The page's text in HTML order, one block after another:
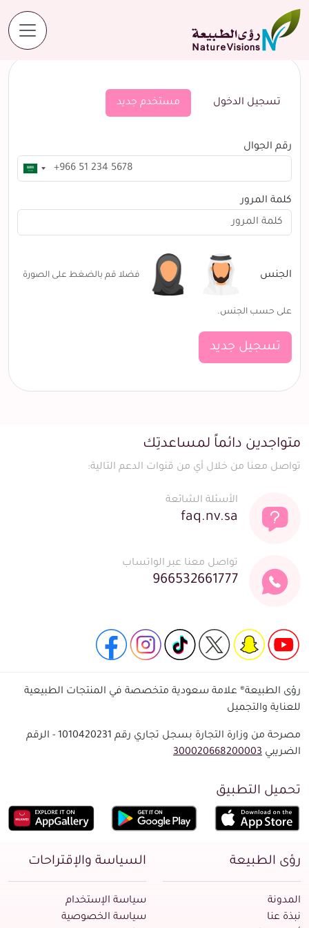
مستخدم جديد
تسجيل الدخول مستخدم جديد
رقم الجوال
كلمة المرور
الجنس فضلا قم بالضغط على الصورة
على حسب الجنس.
تسجيل جديد
متواجدين دائماً لمساعدتِك
تواصل معنا من خلال أي من قنوات الدعم التالية:
الأسئلة الشائعة
faq.nv.sa
تواصل معنا عبر الواتساب
966532661777
رؤى الطبيعة® علامة سعودية متخصصة في المنتجات الطبيعية
للعناية والتجميل
مصرحة من وزارة التجارة بسجل تجاري رقم 1010420231 - الرقم
الضريبي 300020668200003
تحميل التطبيق
رؤى الطبيعة
المدونة
نبذة عنا
السياسة والإقتراحات
سياسة الإستخدام
سياسة الخصوصية